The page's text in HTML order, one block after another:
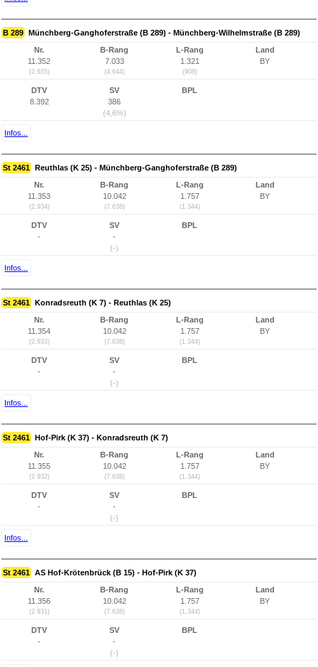
B 289 Münchberg-Ganghoferstraße (B 289) - Münchberg-Wilhelmstraße (B 289)
Nr.
11.352
(2.935)
B-Rang
7.033
(4.644)
L-Rang
1.321
(908)
Land
BY
DTV
8.392
SV
386
(4,6%)
BPL
Infos...
St 2461 Reuthlas (K 25) - Münchberg-Ganghoferstraße (B 289)
Nr.
11.353
(2.934)
B-Rang
10.042
(7.638)
L-Rang
1.757
(1.344)
Land
BY
DTV
-
SV
-
(-)
BPL
Infos...
St 2461 Konradsreuth (K 7) - Reuthlas (K 25)
Nr.
11.354
(2.933)
B-Rang
10.042
(7.638)
L-Rang
1.757
(1.344)
Land
BY
DTV
-
SV
-
(-)
BPL
Infos...
St 2461 Hof-Pirk (K 37) - Konradsreuth (K 7)
Nr.
11.355
(2.932)
B-Rang
10.042
(7.638)
L-Rang
1.757
(1.344)
Land
BY
DTV
-
SV
-
(-)
BPL
Infos...
St 2461 AS Hof-Krötenbrück (B 15) - Hof-Pirk (K 37)
Nr.
11.356
(2.931)
B-Rang
10.042
(7.638)
L-Rang
1.757
(1.344)
Land
BY
DTV
-
SV
-
(-)
BPL